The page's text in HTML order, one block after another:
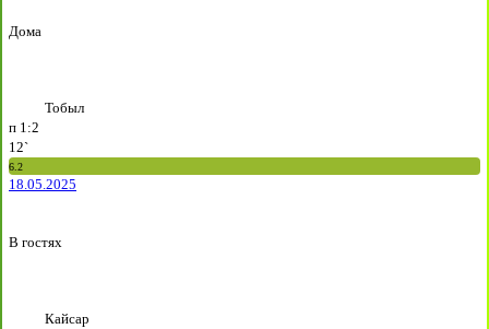
Дома
Тобыл
п 1:2
12`
6.2
18.05.2025
В гостях
Кайсар